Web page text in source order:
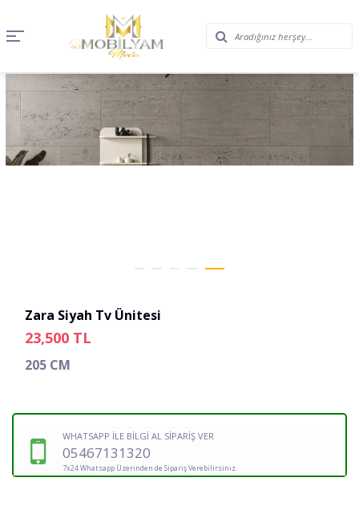
Zara Siyah Tv Ünitesi
23,500 TL
205 CM
WHATSAPP İLE BİLGİ AL SİPARİŞ VER
05467131320
7x24 Whatsapp Üzerinden de Sipariş Verebilirsiniz.